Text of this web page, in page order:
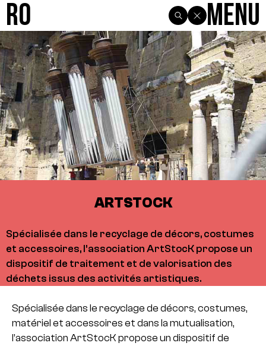
R0 Menu
ARTSTOCK
Spécialisée dans le recyclage de décors, costumes
et accessoires, l’association ArtStocK propose un
dispositif de traitement et de valorisation des
déchets issus des activités artistiques.
Spécialisée dans le recyclage de décors, costumes,
matériel et accessoires et dans la mutualisation,
l’association ArtStocK propose un dispositif de